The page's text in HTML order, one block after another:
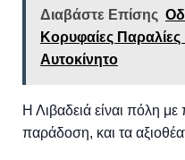
Διαβάστε Επίσης
Κορυφαίες Παραλίες
Αυτοκίνητο
Η Λιβαδειά είναι πόλη
παράδοση, και τα